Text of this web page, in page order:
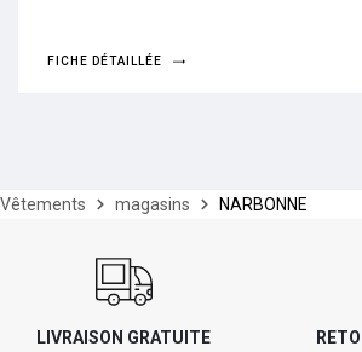
FICHE DÉTAILLÉE
Vêtements magasins NARBONNE
LIVRAISON GRATUITE